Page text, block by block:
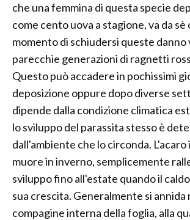
che una femmina di questa specie
come cento uova a stagione, va da sè
momento di schiudersi queste danno
parecchie generazioni di ragnetti
Questo può accadere in pochissimi
deposizione oppure dopo diverse
dipende dalla condizione climatica
lo sviluppo del parassita stesso è
dall'ambiente che lo circonda.
muore in inverno, semplicemente
sviluppo fino all'estate quando il
sua crescita. Generalmente si annida
compagine interna della foglia, alla